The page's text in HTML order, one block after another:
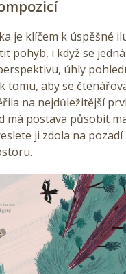
je klíčem k úspěšné
pohyb, i když se
úhly
tomu, aby se
na nejdůležitější
má postava působit
ji zdola na pozadí